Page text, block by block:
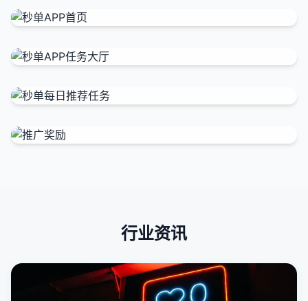
秒单APP首页
秒单APP任务大厅
秒单每日推荐任务
行业资讯